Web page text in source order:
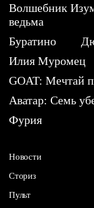
Волшебник
ведьма
Буратино
Илия Муромец
GOAT: Мечтай
Аватар: Семь
Фурия
Новости
Сториз
Пульт